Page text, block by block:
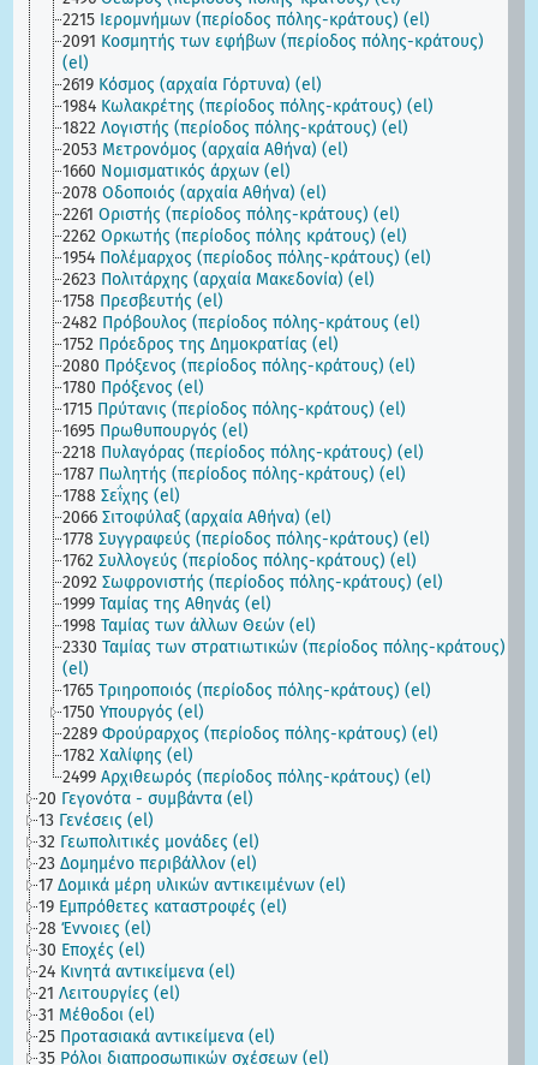
2215 Ιερομνήμων (περίοδος πόλης-κράτους) (el)
2091 Κοσμητής των εφήβων (περίοδος πόλης-κράτους)
(el)
2619 Κόσμος (αρχαία Γόρτυνα) (el)
1984 Κωλακρέτης (περίοδος πόλης-κράτους) (el)
1822 Λογιστής (περίοδος πόλης-κράτους) (el)
2053 Μετρονόμος (αρχαία Αθήνα) (el)
1660 Νομισματικός άρχων (el)
2078 Οδοποιός (αρχαία Αθήνα) (el)
2261 Οριστής (περίοδος πόλης-κράτους) (el)
2262 Ορκωτής (περίοδος πόλης κράτους) (el)
1954 Πολέμαρχος (περίοδος πόλης-κράτους) (el)
2623 Πολιτάρχης (αρχαία Μακεδονία) (el)
1758 Πρεσβευτής (el)
2482 Πρόβουλος (περίοδος πόλης-κράτους (el)
1752 Πρόεδρος της Δημοκρατίας (el)
2080 Πρόξενος (περίοδος πόλης-κράτους) (el)
1780 Πρόξενος (el)
1715 Πρύτανις (περίοδος πόλης-κράτους) (el)
1695 Πρωθυπουργός (el)
2218 Πυλαγόρας (περίοδος πόλης-κράτους) (el)
1787 Πωλητής (περίοδος πόλης-κράτους) (el)
1788 Σεΐχης (el)
2066 Σιτοφύλαξ (αρχαία Αθήνα) (el)
1778 Συγγραφεύς (περίοδος πόλης-κράτους) (el)
1762 Συλλογεύς (περίοδος πόλης-κράτους) (el)
2092 Σωφρονιστής (περίοδος πόλης-κράτους) (el)
1999 Ταμίας της Αθηνάς (el)
1998 Ταμίας των άλλων Θεών (el)
2330 Ταμίας των στρατιωτικών (περίοδος πόλης-κράτους)
(el)
1765 Τριηροποιός (περίοδος πόλης-κράτους) (el)
1750 Υπουργός (el)
2289 Φρούραρχος (περίοδος πόλης-κράτους) (el)
1782 Χαλίφης (el)
2499 Aρχιθεωρός (περίοδος πόλης-κράτους) (el)
20 Γεγονότα - συμβάντα (el)
13 Γενέσεις (el)
32 Γεωπολιτικές μονάδες (el)
23 Δομημένο περιβάλλον (el)
17 Δομικά μέρη υλικών αντικειμένων (el)
19 Εμπρόθετες καταστροφές (el)
28 Έννοιες (el)
30 Εποχές (el)
24 Κινητά αντικείμενα (el)
21 Λειτουργίες (el)
31 Μέθοδοι (el)
25 Προτασιακά αντικείμενα (el)
35 Ρόλοι διαπροσωπικών σχέσεων (el)